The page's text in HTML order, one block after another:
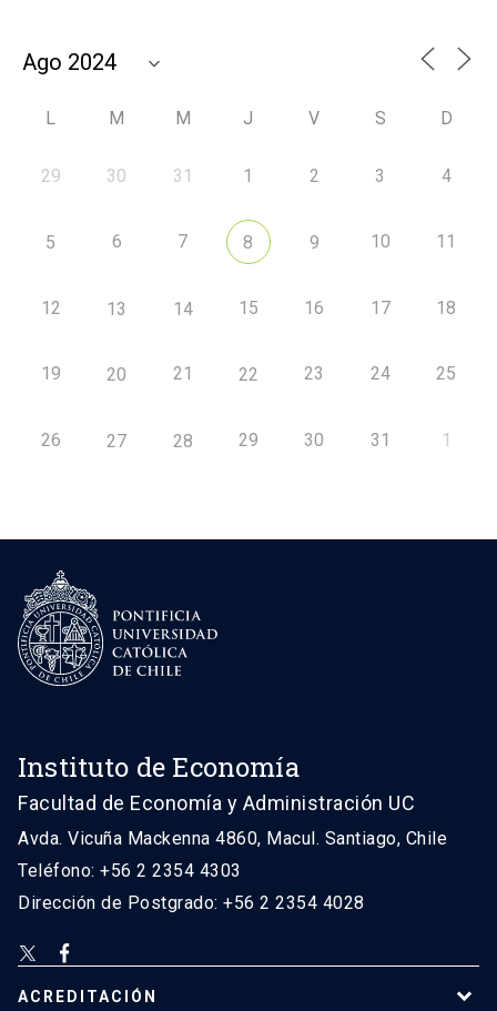
L M M J V S D
29 30 31 1 2 3 4
5 6 7 8 9 10 11
12 13 14 15 16 17 18
19 20 21 22 23 24 25
26 27 28 29 30 31 1
Instituto de Economía
Facultad de Economía y Administración UC
Avda. Vicuña Mackenna 4860, Macul. Santiago, Chile
Teléfono: +56 2 2354 4303
Dirección de Postgrado: +56 2 2354 4028
ACREDITACIÓN